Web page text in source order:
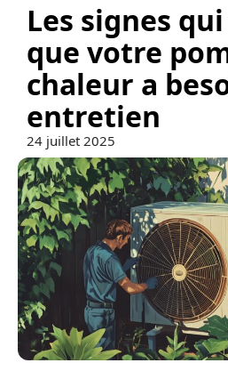
Les signes
que votre
chaleur a
entretien
24 juillet 2025